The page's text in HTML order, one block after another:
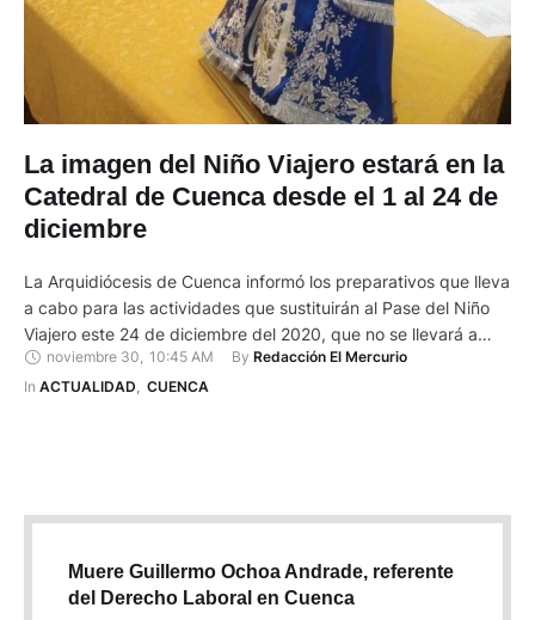
La imagen del Niño Viajero estará en la
Catedral de Cuenca desde el 1 al 24 de
diciembre
La Arquidiócesis de Cuenca informó los preparativos que lleva
a cabo para las actividades que sustituirán al Pase del Niño
Viajero este 24 de diciembre del 2020, que no se llevará a
cabo por la pandemia del coronavirus. Para que los fieles
puedan ver la imagen, esta permanecerá desde el 1 al 24 de
noviembre 30 10:45 AM By Redacción El Mercurio
In ACTUALIDAD, CUENCA
Muere Guillermo Ochoa Andrade, referente
del Derecho Laboral en Cuenca